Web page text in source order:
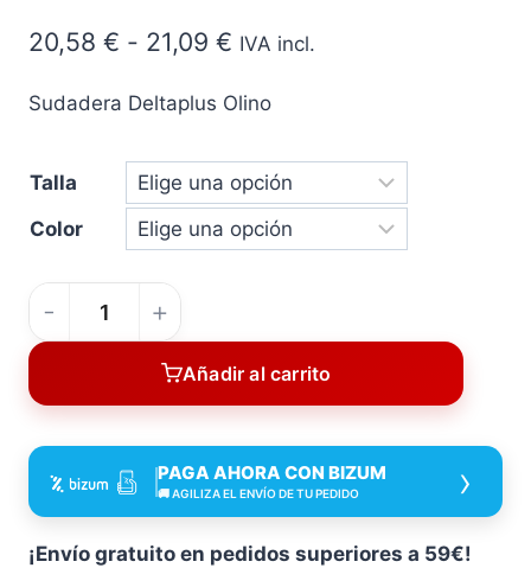
20,58 € - 21,09 € Rango
precios:
desde
20,58 €
hasta
IVA incl.
Sudadera Deltaplus Olino
Talla
Color
Sudadera
Deltaplus
Olino
Añadir al carrito
PAGA AHORA CON BIZUM
🚚 AGILIZA EL ENVÍO DE TU PEDIDO ›
¡Envío gratuito en pedidos superiores a 59€!